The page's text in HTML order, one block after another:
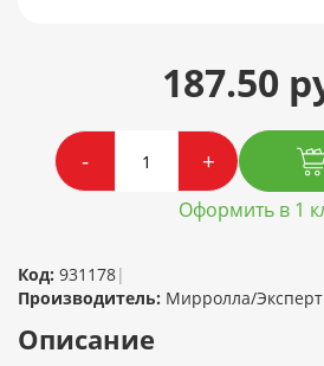
187.50
- +
Оформить в 1
Код: 931178|
Производитель: Мирролла/
Описание